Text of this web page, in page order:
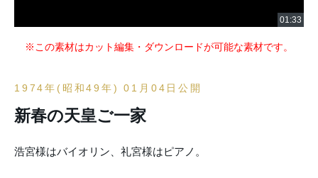
※この素材はカット編集・ダウンロードが可能な素材です。
1974年(昭和49年) 01月04日公開
新春の天皇ご一家
浩宮様はバイオリン、礼宮様はピアノ。